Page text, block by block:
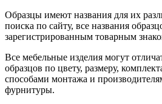
Образцы имеют названия для их
поиска по сайту, все названия
зарегистрированным товарным
Все мебельные изделия могут
образцов по цвету, размеру,
способами монтажа и
фурнитуры.